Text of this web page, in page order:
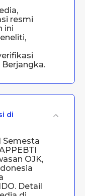
resmi
ini
di
Semesta
OJK,
Detail